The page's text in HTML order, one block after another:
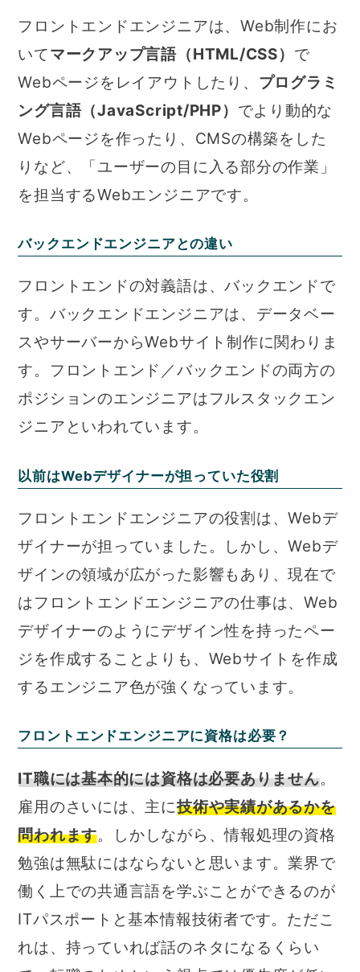
フロントエンドエンジニアは、Web制作にお
いてマークアップ言語（HTML/CSS） で
Webページをレイアウトしたり、 プログラミ
ング言語（JavaScript/PHP） でより動的な
Webページを作ったり、CMSの構築をした
りなど、「ユーザーの目に入る部分の作業」
を担当するWebエンジニアです。
バックエンドエンジニアとの違い
フロントエンドの対義語は、バックエンドで
す。バックエンドエンジニアは、データベー
スやサーバーからWebサイト制作に関わりま
す。フロントエンド／バックエンドの両方の
ポジションのエンジニアはフルスタックエン
ジニアといわれています。
以前はWebデザイナーが担っていた役割
フロントエンドエンジニアの役割は、Webデ
ザイナーが担っていました。しかし、Webデ
ザインの領域が広がった影響もあり、現在で
はフロントエンドエンジニアの仕事は、Web
デザイナーのようにデザイン性を持ったペー
ジを作成することよりも、Webサイトを作成
するエンジニア色が強くなっています。
フロントエンドエンジニアに資格は必要？
IT職には基本的には資格は必要ありません。
雇用のさいには、主に技術や実績があるかを
問われます。しかしながら、情報処理の資格
勉強は無駄にはならないと思います。業界で
働く上での共通言語を学ぶことができるのが
ITパスポートと基本情報技術者です。ただこ
れは、持っていれば話のネタになるくらい